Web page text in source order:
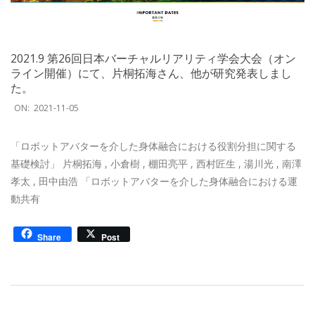
2021.9 第26回日本バーチャルリアリティ学会大会（オン
ライン開催）にて、片桐拓海さん、他が研究発表しまし
た。
2021-
05
ON: 2021-11-05
「ロボットアバターを介した身体融合における役割分担に関する
基礎検討」 片桐拓海 , 小倉樹 , 棚田亮平 , 西村匠生 , 湯川光 , 南澤
孝太 , 田中由浩 「ロボットアバターを介した身体融合における運
動共有
Share Post